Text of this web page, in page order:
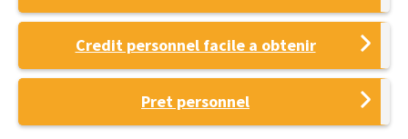
Credit personnel facile a obtenir
Pret personnel